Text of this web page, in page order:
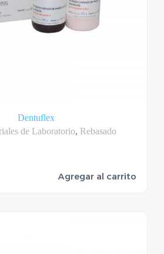
Dentuflex
de Laboratorio, Rebasado
Agregar al carrito